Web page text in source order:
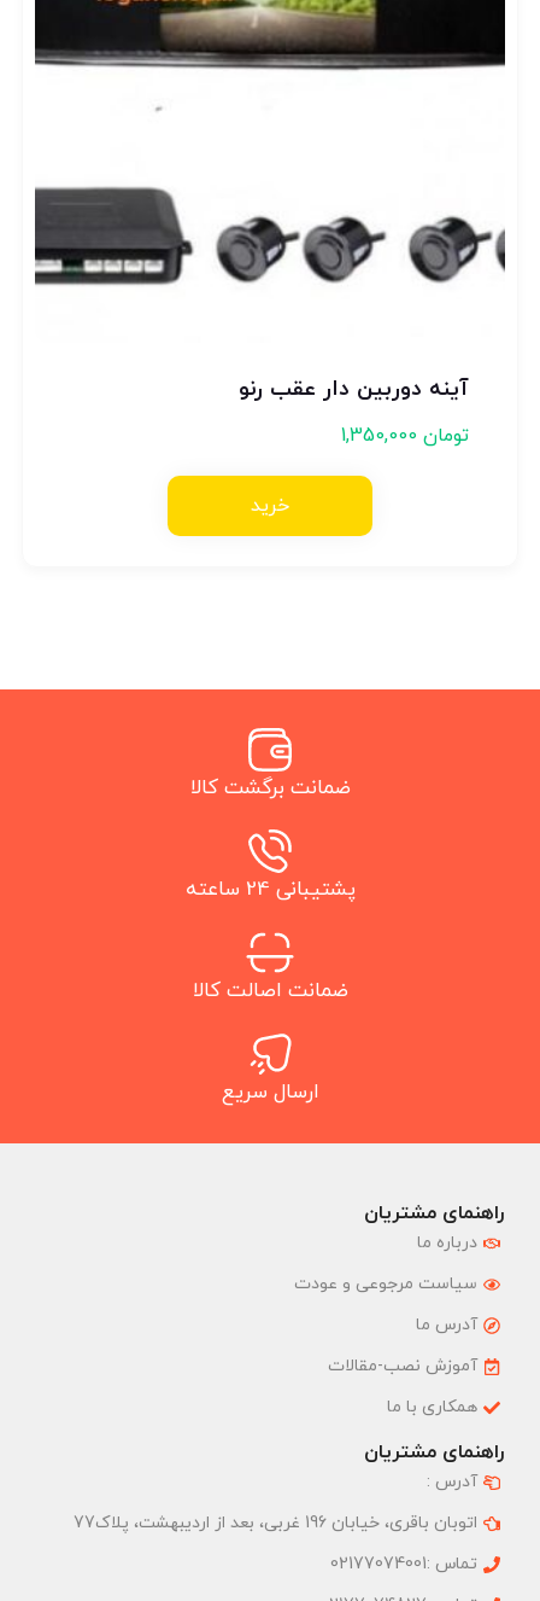
آینه دوربین دار عقب رنو
تومان1,350,000
خرید
ضمانت برگشت کالا
پشتیبانی 24 ساعته
ضمانت اصالت کالا
ارسال سریع
راهنمای مشتریان
درباره ما
سیاست مرجوعی و عودت
آدرس ما
آموزش نصب-مقالات
همکاری با ما
راهنمای مشتریان
آدرس :
اتوبان باقری، خیابان 196 غربی، بعد از اردیبهشت، پلاک77
تماس :02177074001